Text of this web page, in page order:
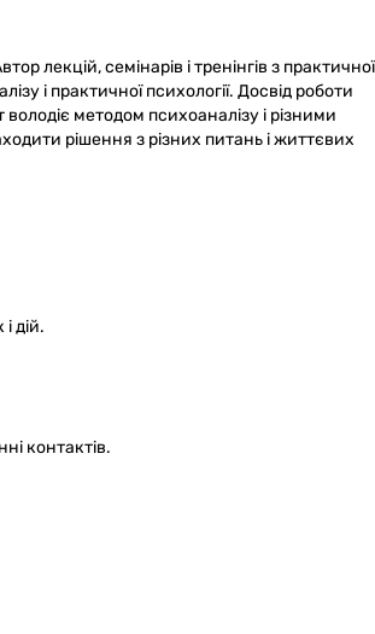
лекцій, семінарів і тренінгів з практичної
і практичної психології. Досвід роботи
методом психоаналізу і різними
рішення з різних питань і життєвих
дій.
контактів.